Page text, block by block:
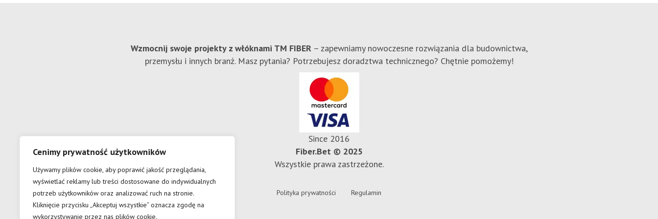
Cenimy prywatność użytkowników
Używamy plików cookie, aby poprawić jakość przeglądania,
wyświetlać reklamy lub treści dostosowane do indywidualnych
potrzeb użytkowników oraz analizować ruch na stronie.
Kliknięcie przycisku „Akceptuj wszystkie” oznacza zgodę na
wykorzystywanie przez nas plików cookie.
Wzmocnij swoje projekty z włóknami TM FIBER– zapewniamy nowoczesne rozwiązania dla budownictwa,
przemysłu i innych branż. Masz pytania? Potrzebujesz doradztwa technicznego? Chętnie pomożemy!
Since 2016
Fiber.Bet © 2025
Wszystkie prawa zastrzeżone.
Polityka prywatności Regulamin